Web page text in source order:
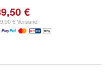
€
€ Versand